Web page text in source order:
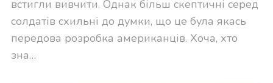
встигли вивчити. Однак більш скептичні серед
солдатів схильні до думки, що це була якась
передова розробка американців. Хоча, хто
зна…